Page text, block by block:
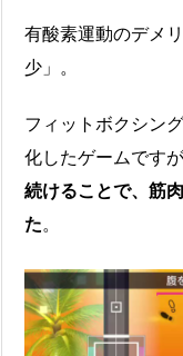
有酸素運動のデメ
少 」。
フィットボクシン
化したゲームですが
続けることで、筋
た。